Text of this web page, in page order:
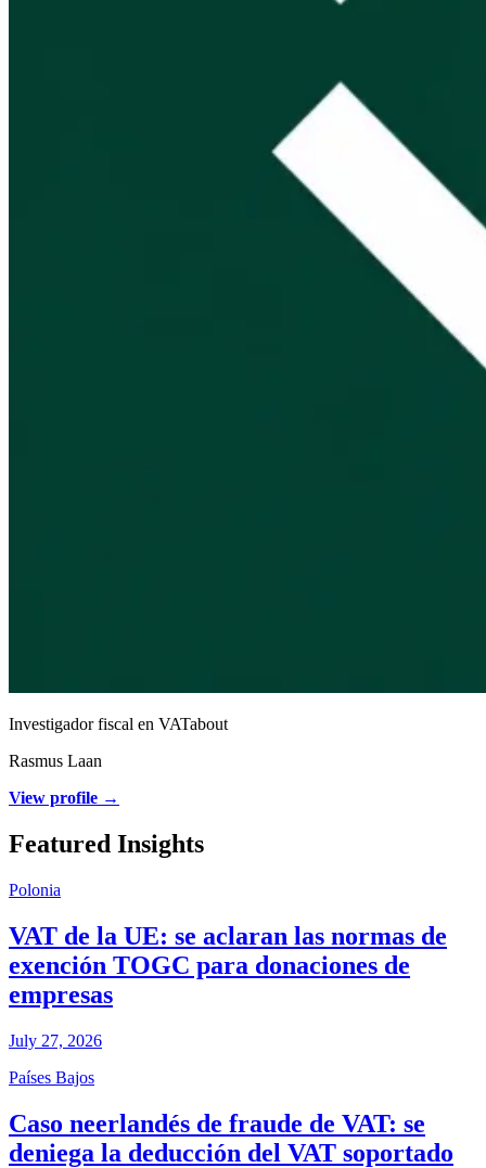
Investigador fiscal en VATabout
Rasmus Laan
View profile →
Featured Insights
Polonia
VAT de la UE: se aclaran las normas de
exención TOGC para donaciones de
empresas
July 27, 2026
Países Bajos
Caso neerlandés de fraude de VAT: se
deniega la deducción del VAT soportado